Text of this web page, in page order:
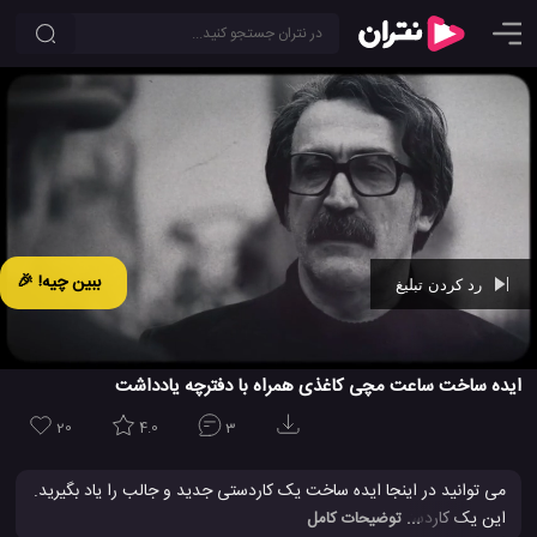
ببین چیه! 🎉
00:29
ایده ساخت ساعت مچی کاغذی همراه با دفترچه یادداشت
20 4.0 3
می توانید در اینجا ایده ساخت یک کاردستی جدید و جالب را یاد بگیرید.
این یک کاردستی ساعت مچی کاغذی است که ظاهری بسیار جذاب دارد.
... توضیحات کامل